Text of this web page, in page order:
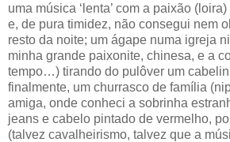
uma música ‘lenta’ com a paixão
e, de pura timidez, não consegui nem
resto da noite; um ágape numa igreja
minha grande paixonite, chinesa, e a
tempo…) tirando do pulôver um
finalmente, um churrasco de família
amiga, onde conheci a sobrinha
jeans e cabelo pintado de vermelho,
(talvez cavalheirismo, talvez que a